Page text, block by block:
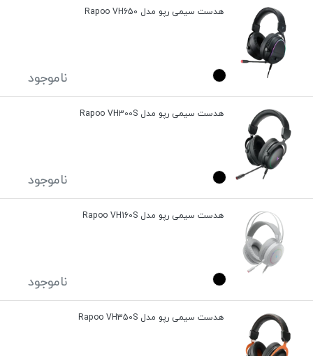
هدست سیمی رپو مدل Rapoo VH650
ناموجود
هدست سیمی رپو مدل Rapoo VH300S
ناموجود
هدست سیمی رپو مدل Rapoo VH160S
ناموجود
هدست سیمی رپو مدل Rapoo VH350S